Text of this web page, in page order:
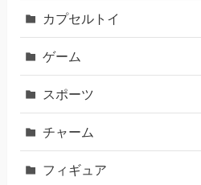
カプセルトイ
ゲーム
スポーツ
チャーム
フィギュア